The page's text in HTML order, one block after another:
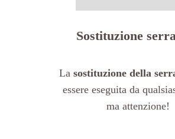
Sostituzione
Lasostituzione della
essere eseguita da
ma attenzione!